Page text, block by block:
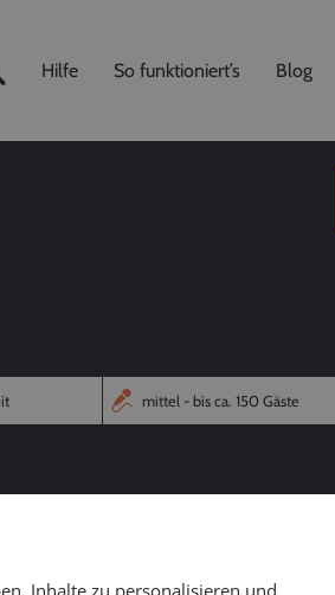
Hilfe So funktioniert’s Blog
Inhalte zu personalisieren und